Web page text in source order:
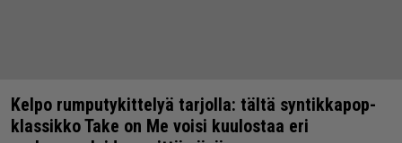
Kelpo rumputykittelyä tarjolla: tältä syntikkapop-
klassikko Take on Me voisi kuulostaa eri